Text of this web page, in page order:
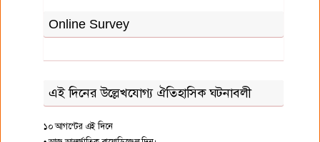
Online Survey
এই দিনের উল্লেখযোগ্য ঐতিহাসিক ঘটনাবলী
১০ আগস্টের এই দিনে